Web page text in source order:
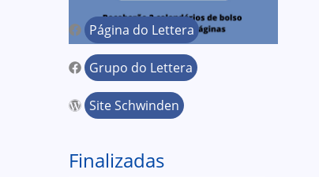
Página do Lettera
Grupo do Lettera
Site Schwinden
Finalizadas